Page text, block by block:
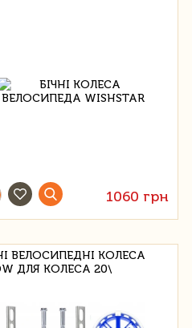
1060 грн
ВЕЛОСИПЕДНІ КОЛЕСА
ДЛЯ КОЛЕСА 20\